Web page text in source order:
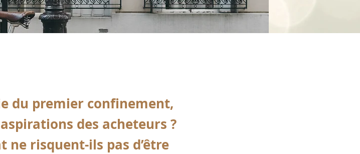
du premier confinement,
des acheteurs ?
ne risquent-ils pas d’être